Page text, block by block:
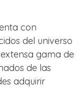
con
del universo
gama de
de las
adquirir